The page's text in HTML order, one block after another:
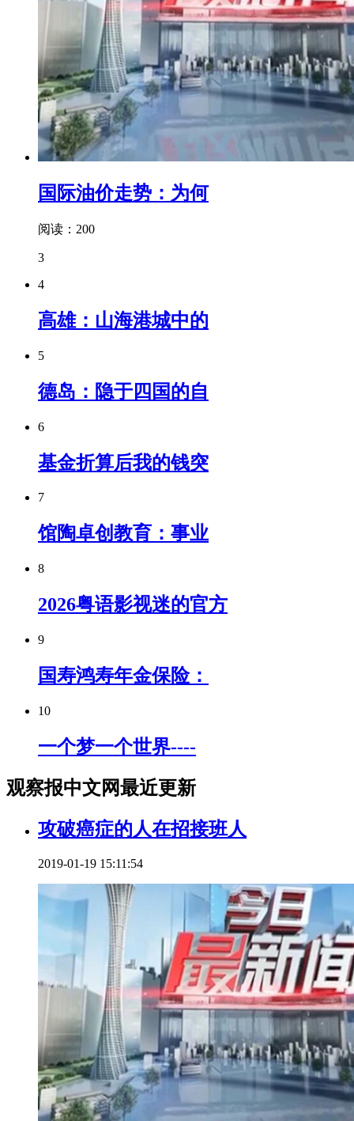
国际油价走势：为何
阅读：200
3
4
高雄：山海港城中的
5
德岛：隐于四国的自
6
基金折算后我的钱突
7
馆陶卓创教育：事业
8
2026粤语影视迷的官方
9
国寿鸿寿年金保险：
10
一个梦一个世界----
观察报中文网最近更新
攻破癌症的人在招接班人
2019-01-19 15:11:54